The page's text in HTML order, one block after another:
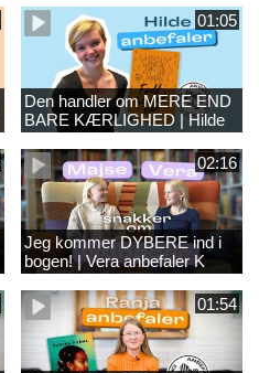
01:05
Den handler om MERE END
BARE KÆRLIGHED | Hilde
anbefaler FØDT TIL DET
HER
02:16
Jeg kommer DYBERE ind i
bogen! | Vera anbefaler K
FOR KLARA
01:54